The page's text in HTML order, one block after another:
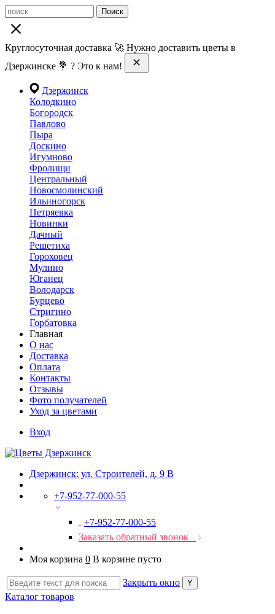
Поиск
Круглосуточная доставка 🚀 Нужно доставить цветы в
Дзержинске 💐 ? Это к нам!
Дзержинск
Колодкино
Богородск
Павлово
Пыра
Доскино
Игумново
Фролищи
Центральный
Новосмолинский
Ильиногорск
Петряевка
Новинки
Дачный
Решетиха
Гороховец
Мулино
Юганец
Володарск
Бурцево
Стригино
Горбатовка
Главная
О нас
Доставка
Оплата
Контакты
Отзывы
Фото получателей
Уход за цветами
Вход
Дзержинск: ул. Строителей, д. 9 В
+7-952-77-000-55
+7-952-77-000-55
Заказать обратный звонок
Моя корзина 0 В корзине пусто
Закрыть окно
Каталог товаров